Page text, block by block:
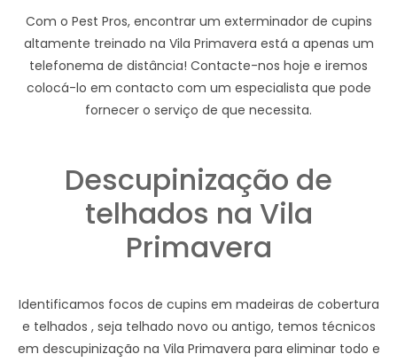
Com o Pest Pros, encontrar um exterminador de cupins
altamente treinado na Vila Primavera está a apenas um
telefonema de distância! Contacte-nos hoje e iremos
colocá-lo em contacto com um especialista que pode
fornecer o serviço de que necessita.
Descupinização de
telhados na Vila
Primavera
Identificamos focos de cupins em madeiras de cobertura
e telhados , seja telhado novo ou antigo, temos técnicos
em descupinização na Vila Primavera para eliminar todo e